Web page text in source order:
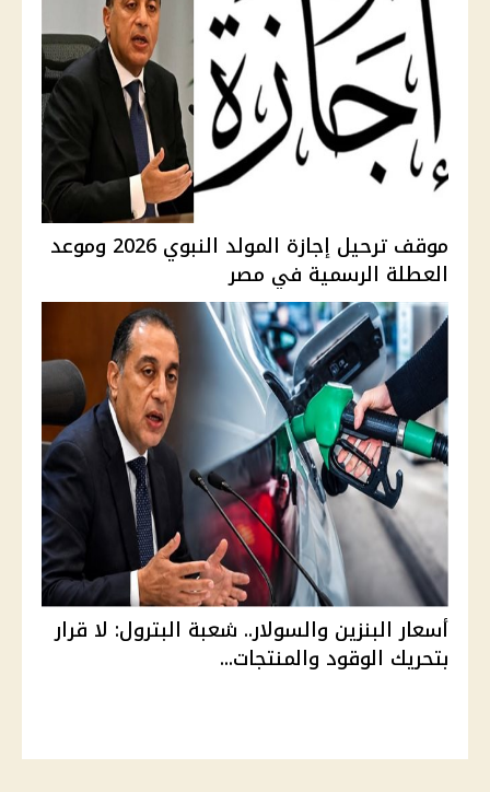
موقف ترحيل إجازة المولد النبوي 2026 وموعد
العطلة الرسمية في مصر
أسعار البنزين والسولار.. شعبة البترول: لا قرار
بتحريك الوقود والمنتجات...